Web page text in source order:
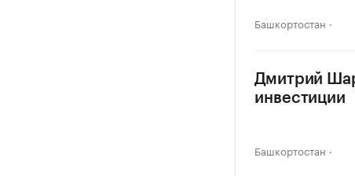
Башкортостан
Дмитрий
инвестиции
Башкортостан